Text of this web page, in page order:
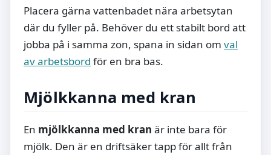
Placera gärna vattenbadet nära arbetsytan
där du fyller på. Behöver du ett stabilt bord att
jobba på i samma zon, spana in sidan om val
av arbetsbord för en bra bas.
Mjölkkanna med kran
En mjölkkanna med kran är inte bara för
mjölk. Den är en driftsäker tapp för allt från